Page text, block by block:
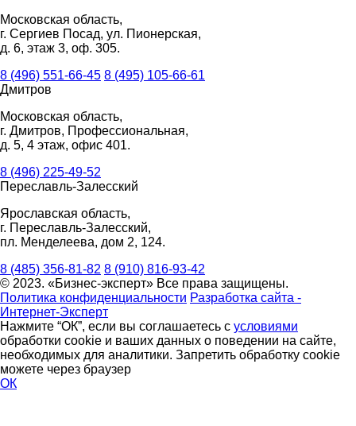
Московская область,
г. Сергиев Посад, ул. Пионерская,
д. 6, этаж 3, оф. 305.
8 (496) 551-66-45 8 (495) 105-66-61
Дмитров
Московская область,
г. Дмитров, Профессиональная,
д. 5, 4 этаж, офис 401.
8 (496) 225-49-52
Переславль-Залесский
Ярославская область,
г. Переславль-Залесский,
пл. Менделеева, дом 2, 124.
8 (485) 356-81-82 8 (910) 816-93-42
© 2023. «Бизнес-эксперт» Все права защищены.
Политика конфиденциальности Разработка сайта -
Интернет-Эксперт
Нажмите “ОК”, если вы соглашаетесь с условиями
обработки cookie и ваших данных о поведении на сайте,
необходимых для аналитики. Запретить обработку cookie
можете через браузер
ОК